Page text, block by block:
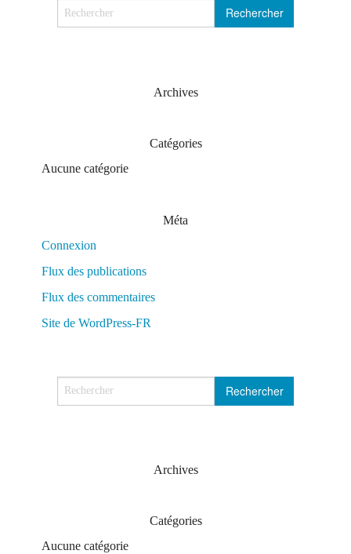
Archives
Catégories
Aucune catégorie
Méta
Connexion
Flux des publications
Flux des commentaires
Site de WordPress-FR
Archives
Catégories
Aucune catégorie